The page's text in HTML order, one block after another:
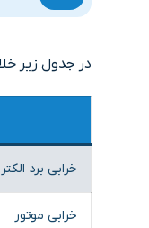
در جدول زیر
خرابی برد
خرابی موتور